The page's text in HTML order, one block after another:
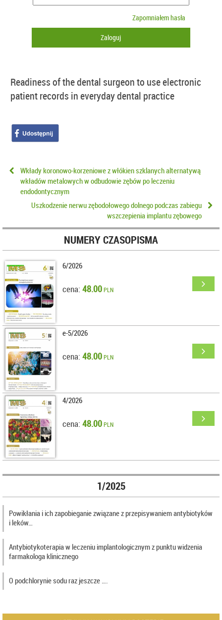
Zapomniałem hasła
Readiness of the dental surgeon to use electronic
patient records in everyday dental practice
Wkłady koronowo-korzeniowe z włókien szklanych alternatywą
wkładów metalowych w odbudowie zębów po leczeniu
endodontycznym
Uszkodzenie nerwu zębodołowego dolnego podczas zabiegu
wszczepienia implantu zębowego
NUMERY CZASOPISMA
6/2026
cena: 48.00PLN
e-5/2026
cena: 48.00PLN
4/2026
cena: 48.00PLN
1/2025
Powikłania i ich zapobieganie związane z przepisywaniem antybiotyków
i leków…
Antybiotykoterapia w leczeniu implantologicznym z punktu widzenia
farmakologa klinicznego
O podchlorynie sodu raz jeszcze ….